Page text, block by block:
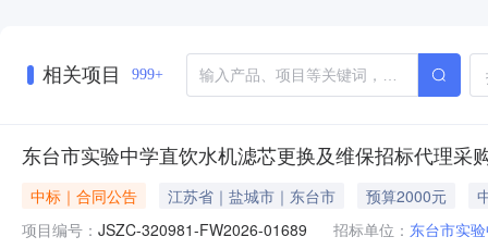
相关项目 999+
东台市实验中学直饮水机滤芯更换及维保招标代理采
中标｜合同公告 江苏省｜盐城市｜东台市 预算2000元
项目编号： JSZC-320981-FW2026-01689 招标单位： 东台市实